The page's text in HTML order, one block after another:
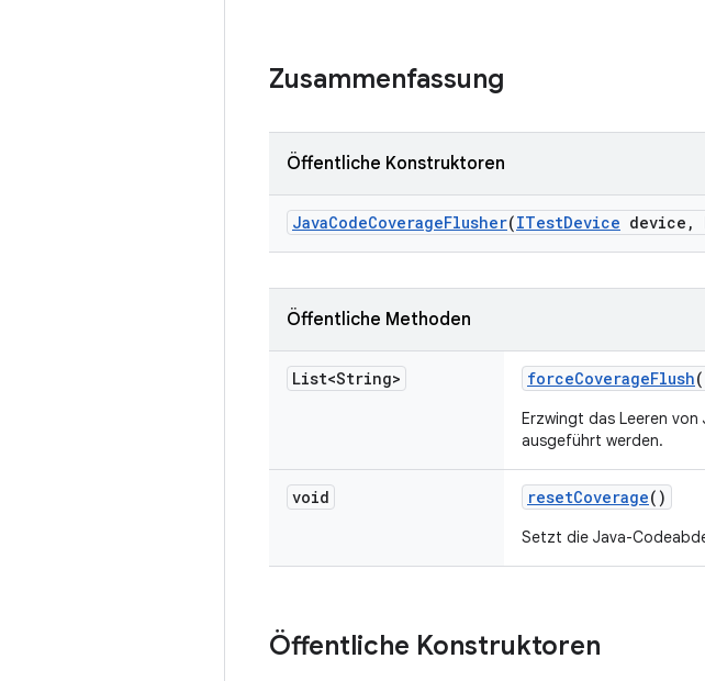
Zusammenfassung
Öffentliche Konstruktoren
JavaCodeCoverageFlusher(ITestDevice device ,
Öffentliche Methoden
List<String> forceCoverageFlush
Erzwingt das Leeren
ausgeführt werden.
void resetCoverage()
Setzt die Java-
Öffentliche Konstruktoren